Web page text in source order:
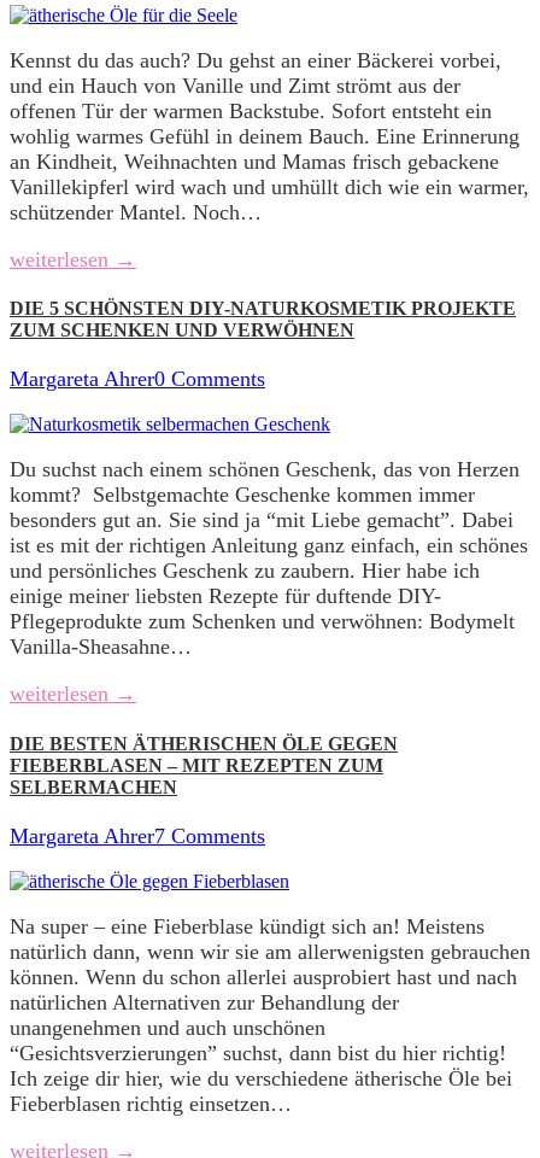
Kennst du das auch? Du gehst an einer Bäckerei vorbei,
und ein Hauch von Vanille und Zimt strömt aus der
offenen Tür der warmen Backstube. Sofort entsteht ein
wohlig warmes Gefühl in deinem Bauch. Eine Erinnerung
an Kindheit, Weihnachten und Mamas frisch gebackene
Vanillekipferl wird wach und umhüllt dich wie ein warmer,
schützender Mantel. Noch…
weiterlesen →
DIE 5 SCHÖNSTEN DIY-NATURKOSMETIK PROJEKTE
ZUM SCHENKEN UND VERWÖHNEN
Margareta Ahrer0 Comments
Du suchst nach einem schönen Geschenk, das von Herzen
kommt? Selbstgemachte Geschenke kommen immer
besonders gut an. Sie sind ja “mit Liebe gemacht”. Dabei
ist es mit der richtigen Anleitung ganz einfach, ein schönes
und persönliches Geschenk zu zaubern. Hier habe ich
einige meiner liebsten Rezepte für duftende DIY-
Pflegeprodukte zum Schenken und verwöhnen: Bodymelt
Vanilla-Sheasahne…
weiterlesen →
DIE BESTEN ÄTHERISCHEN ÖLE GEGEN
FIEBERBLASEN – MIT REZEPTEN ZUM
SELBERMACHEN
Margareta Ahrer7 Comments
Na super – eine Fieberblase kündigt sich an! Meistens
natürlich dann, wenn wir sie am allerwenigsten gebrauchen
können. Wenn du schon allerlei ausprobiert hast und nach
natürlichen Alternativen zur Behandlung der
unangenehmen und auch unschönen
“Gesichtsverzierungen” suchst, dann bist du hier richtig!
Ich zeige dir hier, wie du verschiedene ätherische Öle bei
Fieberblasen richtig einsetzen…
weiterlesen →